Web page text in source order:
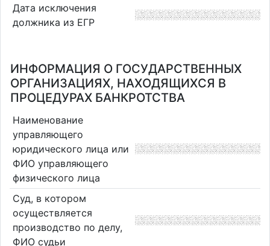
Дата исключения
должника из ЕГР
ИНФОРМАЦИЯ О ГОСУДАРСТВЕННЫХ
ОРГАНИЗАЦИЯХ, НАХОДЯЩИХСЯ В
ПРОЦЕДУРАХ БАНКРОТСТВА
Наименование
управляющего
юридического лица или
ФИО управляющего
физического лица
Суд, в котором
осуществляется
производство по делу,
ФИО судьи